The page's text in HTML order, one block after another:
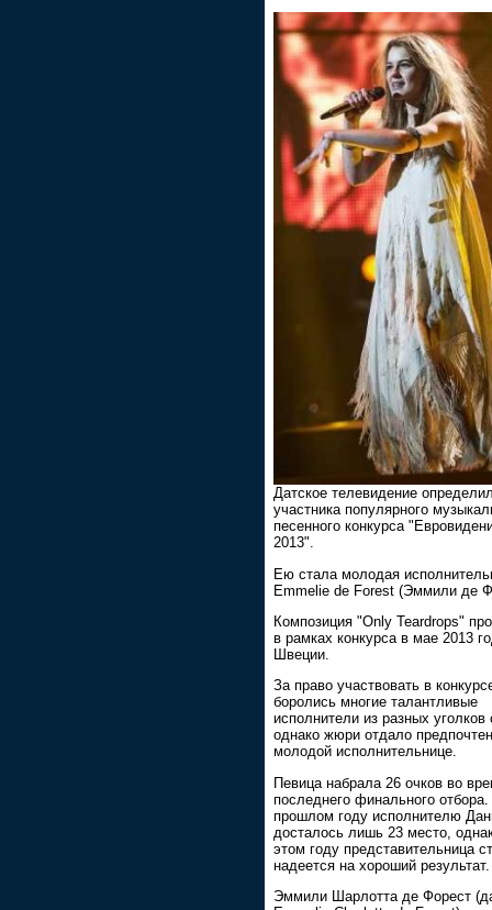
Датское телевидение
участника популярного
песенного конкурса
2013".
Ею стала молодая
Emmelie de Forest (Эммили де
Композиция "Only Teardrops"
в рамках конкурса в мае 2013
Швеции.
За право участвовать в
боролись многие талантливые
исполнители из разных уголков
однако жюри отдало
молодой исполнительнице.
Певица набрала 26 очков во
последнего финального
прошлом году исполнителю
досталось лишь 23 место,
этом году представительница
надеется на хороший результат.
Эммили Шарлотта де Форест